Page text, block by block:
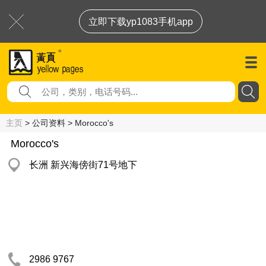
立即下载yp1083手机app
主页 > 公司资料 > Morocco's
Morocco's
长洲 新兴海傍街71号地下
2986 9767